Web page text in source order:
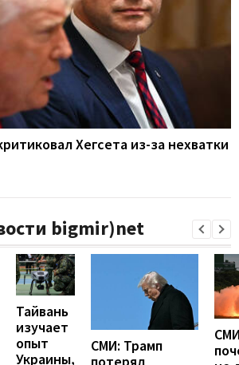
Хегсета из-за нехватки
bigmir)net
Тайвань
изучает
опыт
Украины,
СМИ: Трамп
потерял